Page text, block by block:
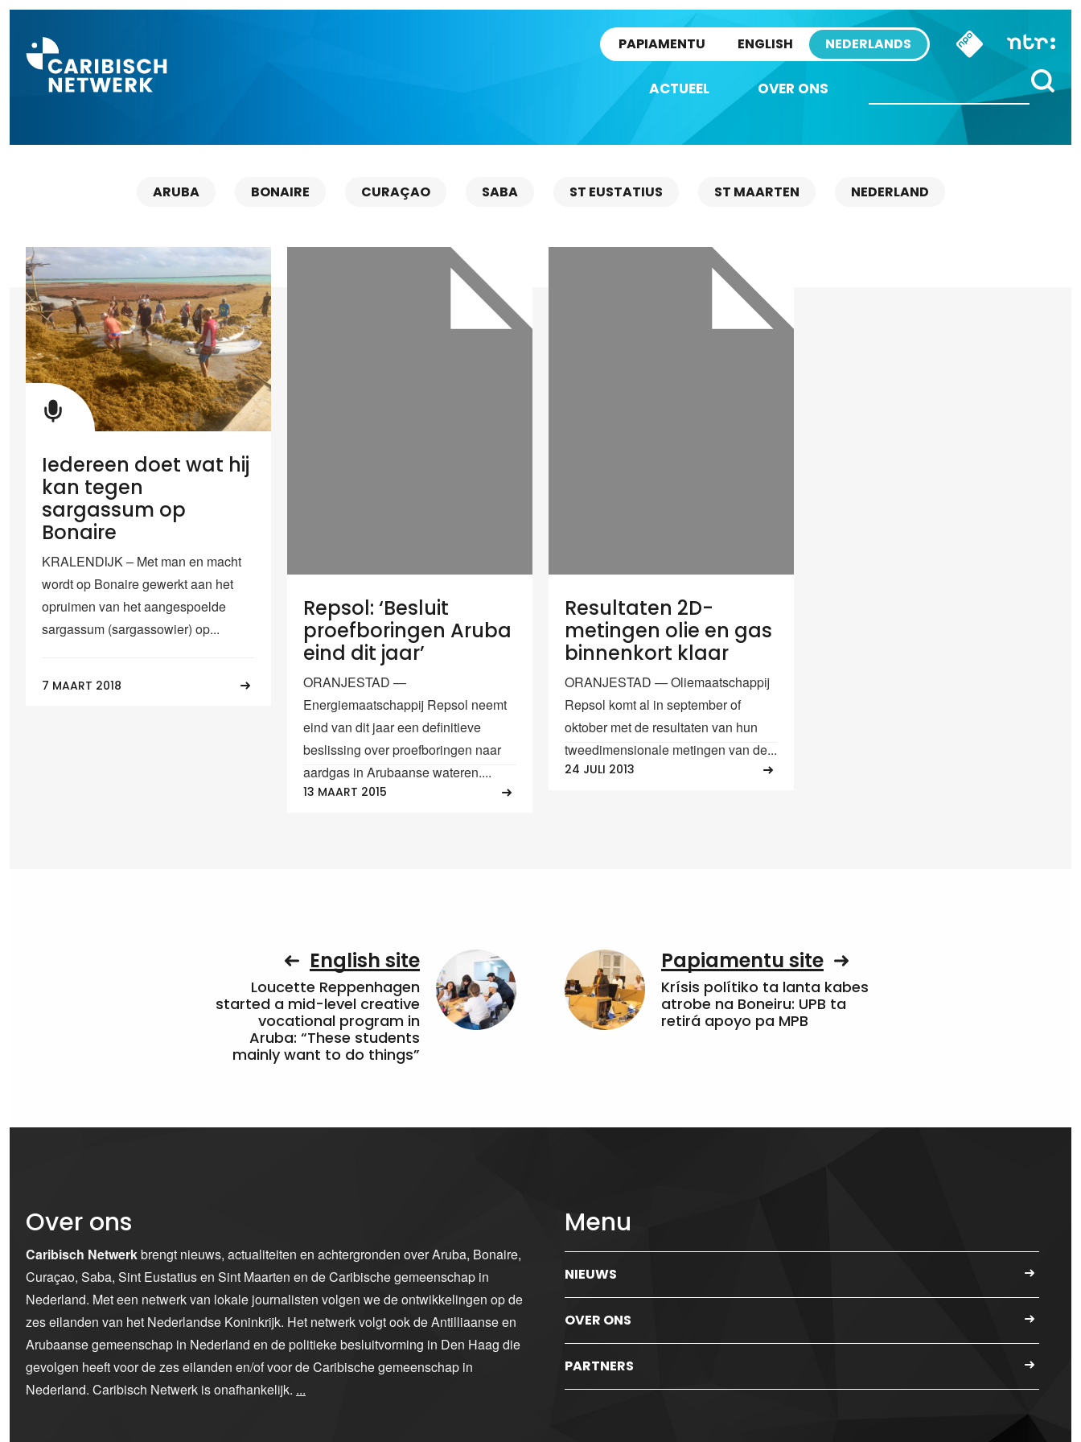
PAPIAMENTU ENGLISH NEDERLANDS
ACTUEEL OVER ONS
ARUBA BONAIRE CURAÇAO SABA ST EUSTATIUS ST MAARTEN NEDERLAND
Iedereen doet wat hij
kan tegen
sargassum op
Bonaire
KRALENDIJK – Met man en macht
wordt op Bonaire gewerkt aan het
opruimen van het aangespoelde
sargassum (sargassowier) op...
7 MAART 2018
Repsol: ‘Besluit
proefboringen Aruba
eind dit jaar’
ORANJESTAD —
Energiemaatschappij Repsol neemt
eind van dit jaar een definitieve
beslissing over proefboringen naar
aardgas in Arubaanse wateren....
13 MAART 2015
Resultaten 2D-
metingen olie en gas
binnenkort klaar
ORANJESTAD — Oliemaatschappij
Repsol komt al in september of
oktober met de resultaten van hun
tweedimensionale metingen van de...
24 JULI 2013
English site
Loucette Reppenhagen
started a mid-level creative
vocational program in
Aruba: “These students
mainly want to do things”
Papiamentu site
Krísis polítiko ta lanta kabes
atrobe na Boneiru: UPB ta
retirá apoyo pa MPB
Over ons
Caribisch Netwerkbrengt nieuws, actualiteiten en achtergronden over Aruba, Bonaire,
Curaçao, Saba, Sint Eustatius en Sint Maarten en de Caribische gemeenschap in
Nederland. Met een netwerk van lokale journalisten volgen we de ontwikkelingen op de
zes eilanden van het Nederlandse Koninkrijk. Het netwerk volgt ook de Antilliaanse en
Arubaanse gemeenschap in Nederland en de politieke besluitvorming in Den Haag die
gevolgen heeft voor de zes eilanden en/of voor de Caribische gemeenschap in
Nederland. Caribisch Netwerk is onafhankelijk. ...
Menu
NIEUWS
OVER ONS
PARTNERS